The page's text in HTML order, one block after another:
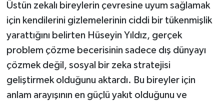
Üstün zekalı bireylerin çevresine uyum sağlamak
için kendilerini gizlemelerinin ciddi bir tükenmişlik
yarattığını belirten Hüseyin Yıldız, gerçek
problem çözme becerisinin sadece dış dünyayı
çözmek değil, sosyal bir zeka stratejisi
geliştirmek olduğunu aktardı. Bu bireyler için
anlam arayışının en güçlü yakıt olduğunu ve